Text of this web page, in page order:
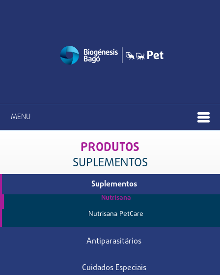
MENU
PRODUTOS
SUPLEMENTOS
Suplementos
Nutrisana
Nutrisana PetCare
Antiparasitários
Cuidados Especiais